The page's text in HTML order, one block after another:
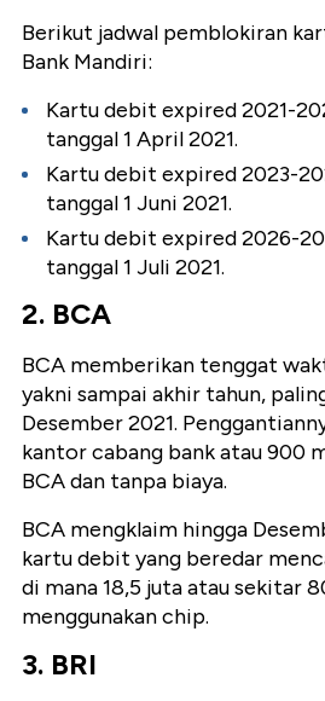
Berikut jadwal pemblokiran
Bank Mandiri:
Kartu debit expired 2021-
tanggal 1 April 2021.
Kartu debit expired 2023-
tanggal 1 Juni 2021.
Kartu debit expired 2026-
tanggal 1 Juli 2021.
2. BCA
BCA memberikan tenggat
yakni sampai akhir tahun,
Desember 2021.
kantor cabang bank atau 900
BCA dan tanpa biaya.
BCA mengklaim hingga
kartu debit yang beredar
di mana 18,5 juta atau sekitar
menggunakan chip.
3. BRI